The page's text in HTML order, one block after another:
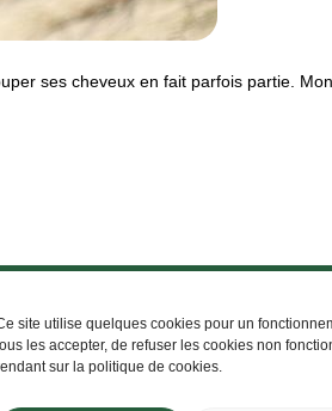
site utilise quelques cookies pour un
les accepter, de refuser les cookies non
sur la politique de cookies.
ses cheveux en fait parfois partie.